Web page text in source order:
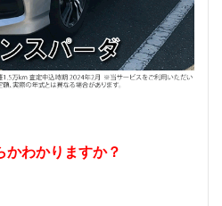
かわかりますか？